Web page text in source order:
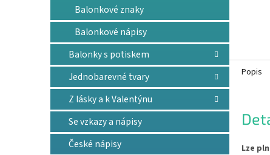
Balonkové znaky
Balonkové nápisy
Balonky s potiskem
Jednobarevné tvary
Z lásky a k Valentýnu
Se vzkazy a nápisy
České nápisy
Popis
Lze